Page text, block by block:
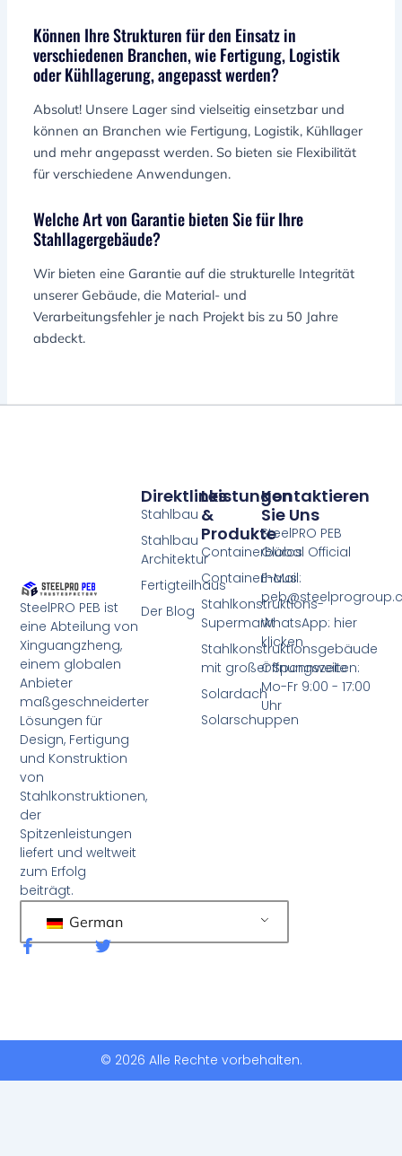
Können Ihre Strukturen für den Einsatz in
verschiedenen Branchen, wie Fertigung, Logistik
oder Kühllagerung, angepasst werden?
Absolut! Unsere Lager sind vielseitig einsetzbar und
können an Branchen wie Fertigung, Logistik, Kühllager
und mehr angepasst werden. So bieten sie Flexibilität
für verschiedene Anwendungen.
Welche Art von Garantie bieten Sie für Ihre
Stahllagergebäude?
Wir bieten eine Garantie auf die strukturelle Integrität
unserer Gebäude, die Material- und
Verarbeitungsfehler je nach Projekt bis zu 50 Jahre
abdeckt.
SteelPRO PEB ist
eine Abteilung von
Xinguangzheng,
einem globalen
Anbieter
maßgeschneiderter
Lösungen für
Design, Fertigung
und Konstruktion
von
Stahlkonstruktionen,
der
Spitzenleistungen
liefert und weltweit
zum Erfolg
beiträgt.
German
F
a
o
T
r
Leistungen
&
Produkte
Containerbüros
Containerhaus
Stahlkonstruktions-
Supermarkt
Stahlkonstruktionsgebäude
mit großer Spannweite
Solardach
Solarschuppen
Direktlinks
Stahlbau
Stahlbau
Architektur
Fertigteilhaus
Der Blog
Kontaktieren
Sie Uns
SteelPRO PEB
Global Official
E-Mail:
WhatsApp: hier
klicken
Öffnungszeiten:
Mo-Fr 9:00 - 17:00
Uhr
© 2026 Alle Rechte vorbehalten.